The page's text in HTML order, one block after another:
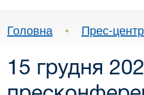
Головна • Прес-центр
15 грудня